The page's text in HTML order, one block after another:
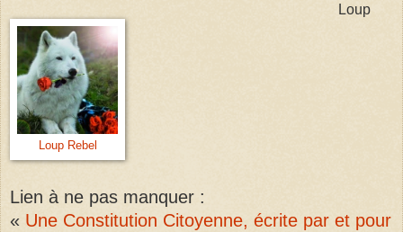
Loup
Loup Rebel
Lien à ne pas manquer :
« Une Constitution Citoyenne, écrite par et pour